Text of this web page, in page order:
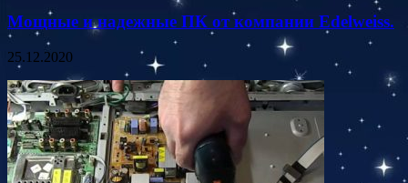
Мощные и надежные ПК от компании Edelweiss.
25.12.2020